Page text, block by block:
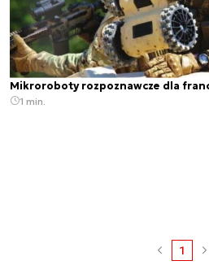
Mikroroboty rozpoznawcze dla
1 min.
1